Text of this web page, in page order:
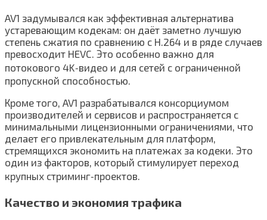
AV1 задумывался как эффективная альтернатива
устаревающим кодекам: он даёт заметно лучшую
степень сжатия по сравнению с H.264 и в ряде случаев
превосходит HEVC. Это особенно важно для
потокового 4K‑видео и для сетей с ограниченной
пропускной способностью.
Кроме того, AV1 разрабатывался консорциумом
производителей и сервисов и распространяется с
минимальными лицензионными ограничениями, что
делает его привлекательным для платформ,
стремящихся экономить на платежах за кодеки. Это
один из факторов, который стимулирует переход
крупных стриминг‑проектов.
Качество и экономия трафика